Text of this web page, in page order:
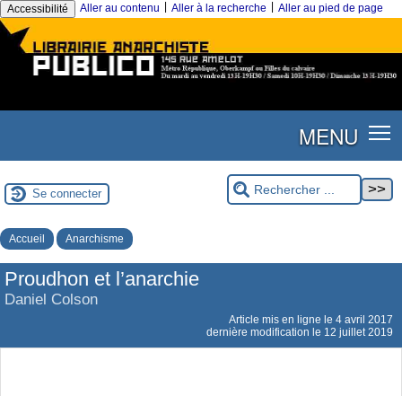
Accessibilité Aller au contenu Aller à la recherche Aller au pied de page
MENU
Se connecter
Accueil Anarchisme
Proudhon et l’anarchie
Daniel Colson
Article mis en ligne le 4 avril 2017
dernière modification le 12 juillet 2019